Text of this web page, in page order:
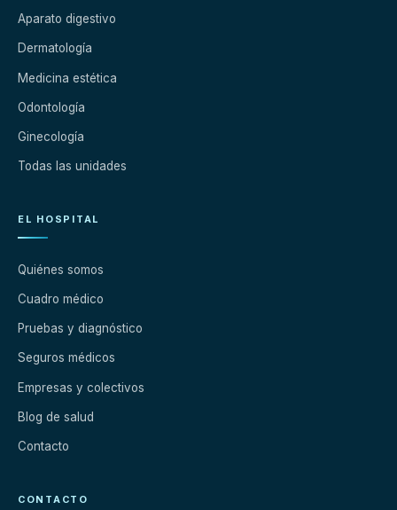
Aparato digestivo
Dermatología
Medicina estética
Odontología
Ginecología
Todas las unidades
EL HOSPITAL
Quiénes somos
Cuadro médico
Pruebas y diagnóstico
Seguros médicos
Empresas y colectivos
Blog de salud
Contacto
CONTACTO